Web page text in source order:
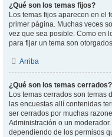
¿Qué son los temas fijos?
Los temas fijos aparecen en el
primer página. Muchas veces
vez que sea posible. Como en
para fijar un tema son
Arriba
¿Qué son los temas cerrados?
Los temas cerrados son temas
las encuestas allí contenidas
ser cerrados por muchas
Administración o un
dependiendo de los permisos